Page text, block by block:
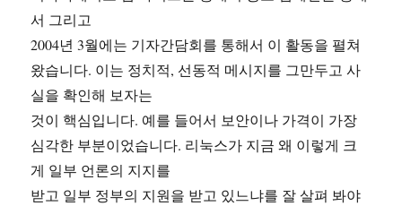
서 그리고
2004년 3월에는 기자간담회를 통해서 이 활동을 펼쳐
왔습니다. 이는 정치적, 선동적 메시지를 그만두고 사
실을 확인해 보자는
것이 핵심입니다. 예를 들어서 보안이나 가격이 가장
심각한 부분이었습니다. 리눅스가 지금 왜 이렇게 크
게 일부 언론의 지지를
받고 일부 정부의 지원을 받고 있느냐를 잘 살펴 봐야